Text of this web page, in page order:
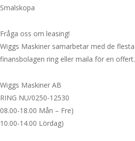
Smalskopa
Fråga oss om leasing!
Wiggs Maskiner samarbetar med de flesta
finansbolagen ring eller maila för en offert.
Wiggs Maskiner AB
RING NU/0250-12530
08.00-18.00 Mån – Fre)
10.00-14.00 Lördag)